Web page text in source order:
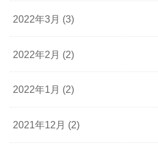
2022年3月 (3)
2022年2月 (2)
2022年1月 (2)
2021年12月 (2)